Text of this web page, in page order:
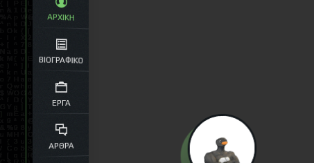
ΑΡΧΙΚΗ
ΒΙΟΓΡΑΦΙΚΟ
ΕΡΓΑ
ΑΡΘΡΑ